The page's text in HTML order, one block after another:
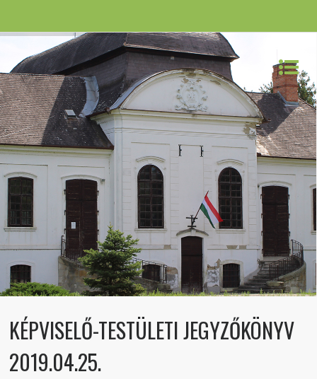
KÉPVISELŐ-TESTÜLETI JEGYZŐKÖNYV
2019.04.25.